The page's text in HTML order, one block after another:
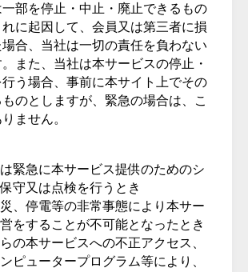
部を停止・中止・廃止できるもの
に起因して、会員又は第三者に損
合、当社は一切の責任を負わない
また、当社は本サービスの停止・
う場合、事前に本サイト上でその
のとしますが、緊急の場合は、こ
ません。
緊急に本サービス提供のためのシ
守又は点検を行うとき
、停電等の非常事態により本サー
をすることが不可能となったとき
の本サービスへの不正アクセス、
ピュータープログラム等により、